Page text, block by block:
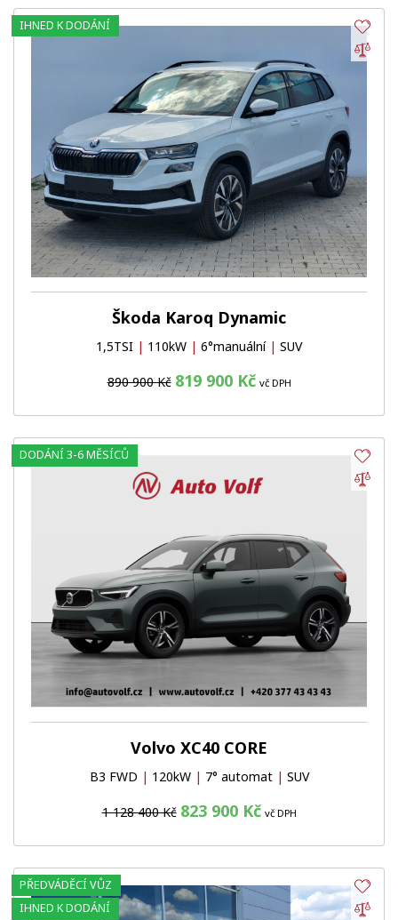
Škoda Karoq Dynamic
1,5TSI | 110kW | 6°manuální | SUV
890 900 Kč 819 900 Kč vč DPH
IHNED K DODÁNÍ
Volvo XC40 CORE
B3 FWD | 120kW | 7° automat | SUV
1 128 400 Kč 823 900 Kč vč DPH
DODÁNÍ 3-6 MĚSÍCŮ
PŘEDVÁDĚCÍ VŮZ
IHNED K DODÁNÍ